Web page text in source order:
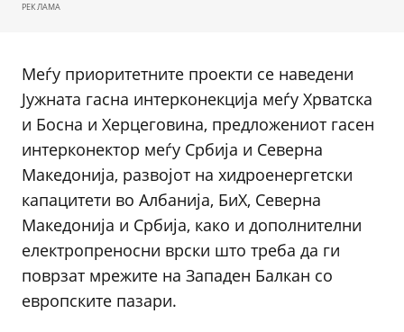
РЕКЛАМА
Меѓу приоритетните проекти се наведени
Јужната гасна интерконекција меѓу Хрватска
и Босна и Херцеговина, предложениот гасен
интерконектор меѓу Србија и Северна
Македонија, развојот на хидроенергетски
капацитети во Албанија, БиХ, Северна
Македонија и Србија, како и дополнителни
електропреносни врски што треба да ги
поврзат мрежите на Западен Балкан со
европските пазари.